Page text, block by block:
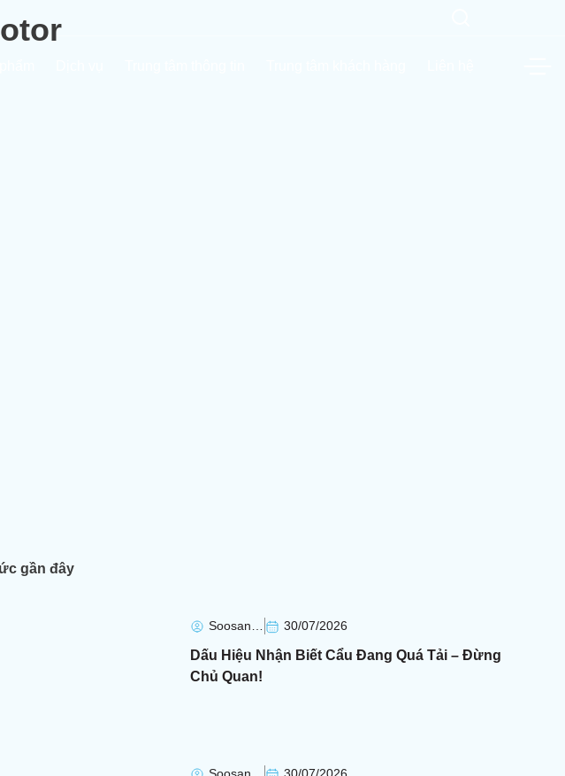
gần đây
Soosan Soosan 30/07/2026
Dấu Hiệu Nhận Biết Cẩu Đang Quá Tải – Đừng
Chủ Quan!